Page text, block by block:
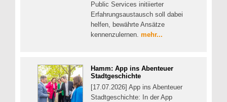
Public Services initiierter
Erfahrungsaustausch soll dabei
helfen, bewährte Ansätze
kennenzulernen. mehr...
Hamm: App ins Abenteuer
Stadtgeschichte
[17.07.2026] App ins Abenteuer
Stadtgeschichte: In der App